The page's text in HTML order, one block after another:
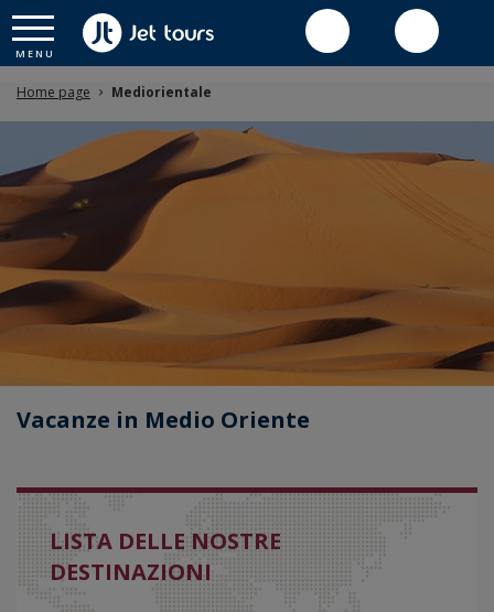
Home page Mediorientale
Vacanze in Medio Oriente
LISTA DELLE NOSTRE
DESTINAZIONI